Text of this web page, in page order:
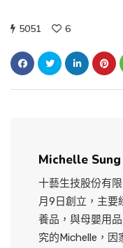
5051 6
Michelle Sung
十藝生技股份有
月9日創立，主要
養品，與母嬰用
究的Michelle，因